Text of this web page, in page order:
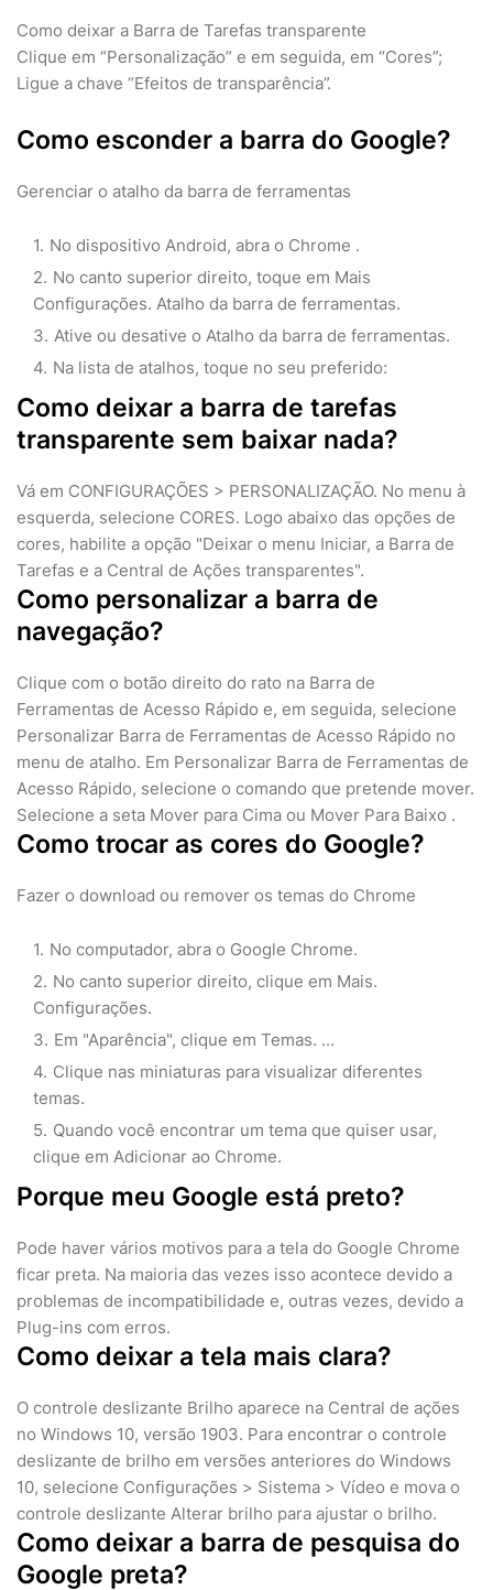
Como deixar a Barra de Tarefas transparente
Clique em “Personalização” e em seguida, em “Cores”;
Ligue a chave “Efeitos de transparência”.
Como esconder a barra do Google?
Gerenciar o atalho da barra de ferramentas
No dispositivo Android, abra o Chrome .
No canto superior direito, toque em Mais
Configurações. Atalho da barra de ferramentas.
Ative ou desative o Atalho da barra de ferramentas.
Na lista de atalhos, toque no seu preferido:
Como deixar a barra de tarefas
transparente sem baixar nada?
Vá em CONFIGURAÇÕES > PERSONALIZAÇÃO. No menu à
esquerda, selecione CORES. Logo abaixo das opções de
cores, habilite a opção "Deixar o menu Iniciar, a Barra de
Tarefas e a Central de Ações transparentes".
Como personalizar a barra de
navegação?
Clique com o botão direito do rato na Barra de
Ferramentas de Acesso Rápido e, em seguida, selecione
Personalizar Barra de Ferramentas de Acesso Rápido no
menu de atalho. Em Personalizar Barra de Ferramentas de
Acesso Rápido, selecione o comando que pretende mover.
Selecione a seta Mover para Cima ou Mover Para Baixo .
Como trocar as cores do Google?
Fazer o download ou remover os temas do Chrome
No computador, abra o Google Chrome.
No canto superior direito, clique em Mais.
Configurações.
Em "Aparência", clique em Temas. ...
Clique nas miniaturas para visualizar diferentes
temas.
Quando você encontrar um tema que quiser usar,
clique em Adicionar ao Chrome.
Porque meu Google está preto?
Pode haver vários motivos para a tela do Google Chrome
ficar preta. Na maioria das vezes isso acontece devido a
problemas de incompatibilidade e, outras vezes, devido a
Plug-ins com erros.
Como deixar a tela mais clara?
O controle deslizante Brilho aparece na Central de ações
no Windows 10, versão 1903. Para encontrar o controle
deslizante de brilho em versões anteriores do Windows
10, selecione Configurações > Sistema > Vídeo e mova o
controle deslizante Alterar brilho para ajustar o brilho.
Como deixar a barra de pesquisa do
Google preta?